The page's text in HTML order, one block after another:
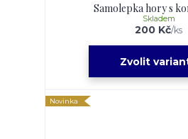
Samolepka hory s
200 Kč/ks
Skladem
Zvolit
Novinka